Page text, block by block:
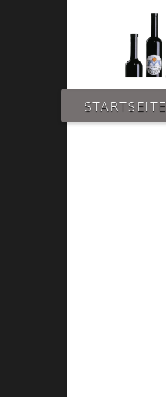
STARTSEITE